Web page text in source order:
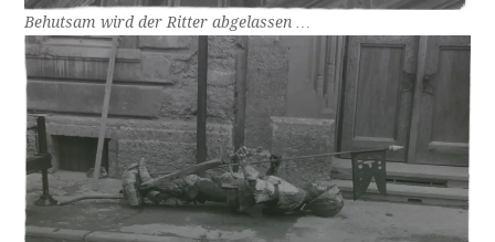
Behutsam wird der Ritter abgelassen …